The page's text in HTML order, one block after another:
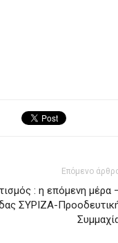
Επόμενο
: η επόμενη μέρα
ΣΥΡΙΖΑ-